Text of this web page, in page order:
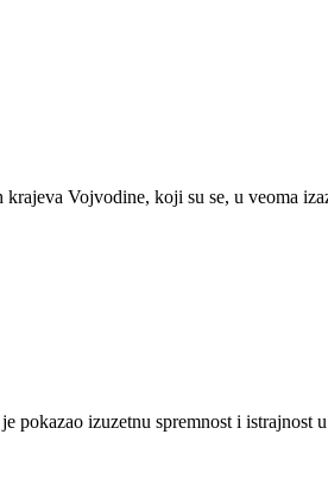
Vojvodine, koji su se, u veoma
pokazao izuzetnu spremnost i istrajnost